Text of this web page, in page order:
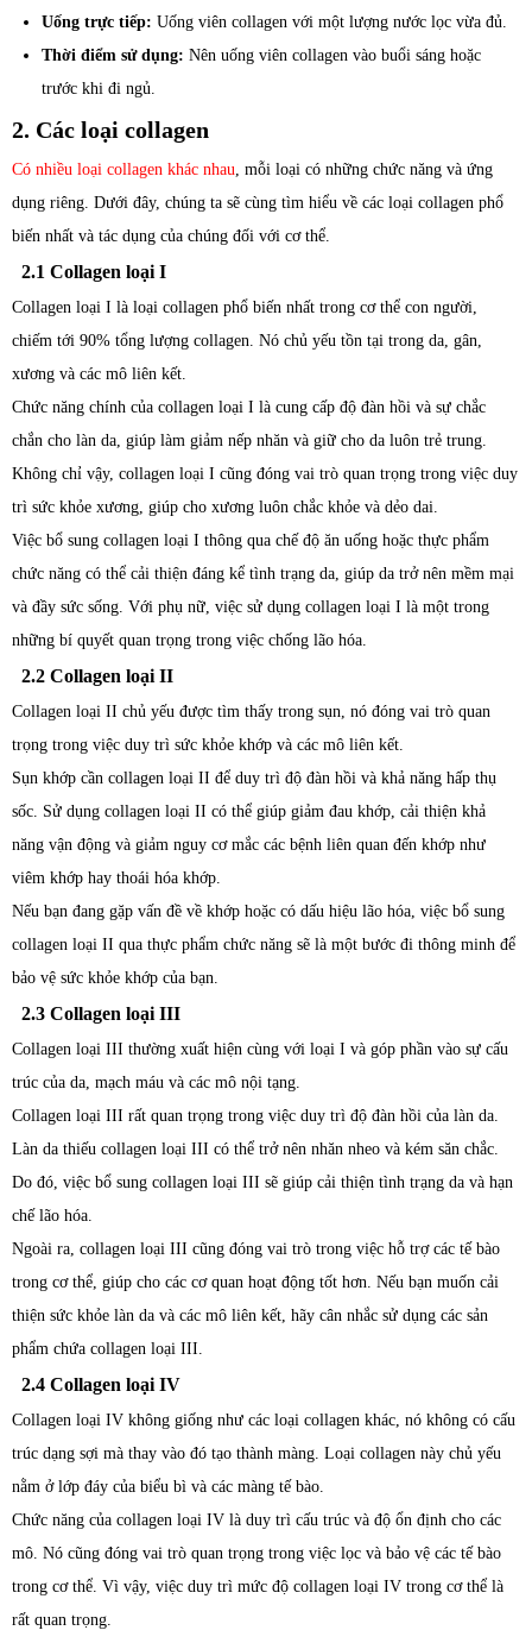
Uống trực tiếp: Uống viên collagen với một lượng nước lọc vừa đủ.
Thời điểm sử dụng: Nên uống viên collagen vào buổi sáng hoặc
trước khi đi ngủ.
2. Các loại collagen
Có nhiều loại collagen khác nhau, mỗi loại có những chức năng và ứng
dụng riêng. Dưới đây, chúng ta sẽ cùng tìm hiểu về các loại collagen phổ
biến nhất và tác dụng của chúng đối với cơ thể.
2.1 Collagen loại I
Collagen loại I là loại collagen phổ biến nhất trong cơ thể con người,
chiếm tới 90% tổng lượng collagen. Nó chủ yếu tồn tại trong da, gân,
xương và các mô liên kết.
Chức năng chính của collagen loại I là cung cấp độ đàn hồi và sự chắc
chắn cho làn da, giúp làm giảm nếp nhăn và giữ cho da luôn trẻ trung.
Không chỉ vậy, collagen loại I cũng đóng vai trò quan trọng trong việc duy
trì sức khỏe xương, giúp cho xương luôn chắc khỏe và dẻo dai.
Việc bổ sung collagen loại I thông qua chế độ ăn uống hoặc thực phẩm
chức năng có thể cải thiện đáng kể tình trạng da, giúp da trở nên mềm mại
và đầy sức sống. Với phụ nữ, việc sử dụng collagen loại I là một trong
những bí quyết quan trọng trong việc chống lão hóa.
2.2 Collagen loại II
Collagen loại II chủ yếu được tìm thấy trong sụn, nó đóng vai trò quan
trọng trong việc duy trì sức khỏe khớp và các mô liên kết.
Sụn khớp cần collagen loại II để duy trì độ đàn hồi và khả năng hấp thụ
sốc. Sử dụng collagen loại II có thể giúp giảm đau khớp, cải thiện khả
năng vận động và giảm nguy cơ mắc các bệnh liên quan đến khớp như
viêm khớp hay thoái hóa khớp.
Nếu bạn đang gặp vấn đề về khớp hoặc có dấu hiệu lão hóa, việc bổ sung
collagen loại II qua thực phẩm chức năng sẽ là một bước đi thông minh để
bảo vệ sức khỏe khớp của bạn.
2.3 Collagen loại III
Collagen loại III thường xuất hiện cùng với loại I và góp phần vào sự cấu
trúc của da, mạch máu và các mô nội tạng.
Collagen loại III rất quan trọng trong việc duy trì độ đàn hồi của làn da.
Làn da thiếu collagen loại III có thể trở nên nhăn nheo và kém săn chắc.
Do đó, việc bổ sung collagen loại III sẽ giúp cải thiện tình trạng da và hạn
chế lão hóa.
Ngoài ra, collagen loại III cũng đóng vai trò trong việc hỗ trợ các tế bào
trong cơ thể, giúp cho các cơ quan hoạt động tốt hơn. Nếu bạn muốn cải
thiện sức khỏe làn da và các mô liên kết, hãy cân nhắc sử dụng các sản
phẩm chứa collagen loại III.
2.4 Collagen loại IV
Collagen loại IV không giống như các loại collagen khác, nó không có cấu
trúc dạng sợi mà thay vào đó tạo thành màng. Loại collagen này chủ yếu
nằm ở lớp đáy của biểu bì và các màng tế bào.
Chức năng của collagen loại IV là duy trì cấu trúc và độ ổn định cho các
mô. Nó cũng đóng vai trò quan trọng trong việc lọc và bảo vệ các tế bào
trong cơ thể. Vì vậy, việc duy trì mức độ collagen loại IV trong cơ thể là
rất quan trọng.